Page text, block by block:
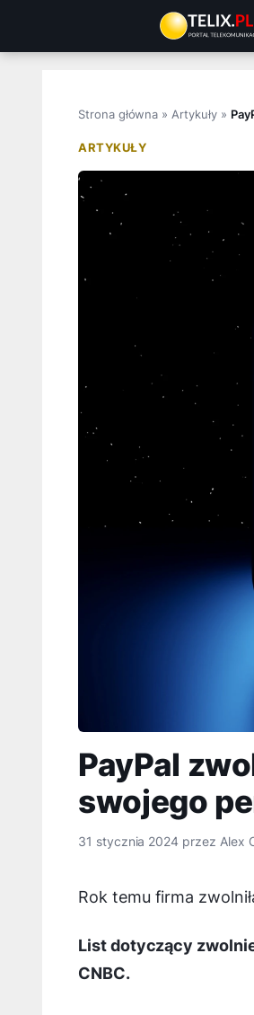
treści
Strona główna » Artykuły»
ARTYKUŁY
PayPal
swojego
31 stycznia 2024 przez Alex
Rok temu firma
List dotyczący
CNBC.